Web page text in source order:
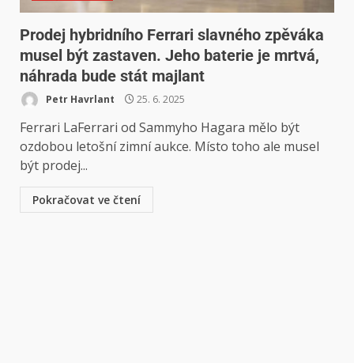
Prodej hybridního Ferrari slavného zpěváka
musel být zastaven. Jeho baterie je mrtvá,
náhrada bude stát majlant
Petr Havrlant 25. 6. 2025
Ferrari LaFerrari od Sammyho Hagara mělo být
ozdobou letošní zimní aukce. Místo toho ale musel
být prodej...
Pokračovat ve čtení